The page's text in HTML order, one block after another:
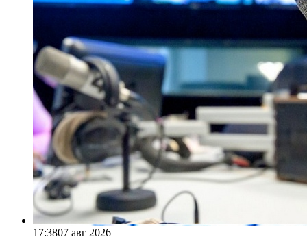
17:3807 авг 2026